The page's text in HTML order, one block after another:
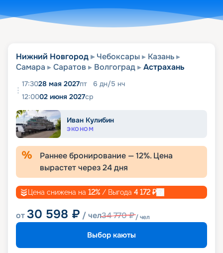
Нижний Новгород Чебоксары
Казань
Самара
Саратов Волгоград Астрахань
17:3028 мая 2027пт 6 дн/5 нч
12:0002 июня 2027ср
Иван Кулибин
ЭКОНОМ
Раннее бронирование —12%. Цена
вырастет через24дня
Цена снижена на 12% / Выгода 4 172 ₽
от30 598 ₽ / чел34 770₽/ чел
Выбор каюты